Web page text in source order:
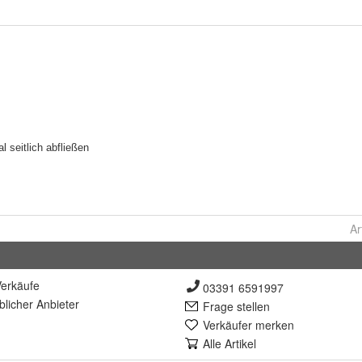
er Anbieter
03391 6591997
Frage stellen
Verkäufer merken
Alle Artikel